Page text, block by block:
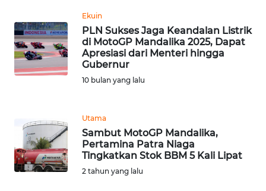
Ekuin
PLN Sukses Jaga Keandalan Listrik
di MotoGP Mandalika 2025, Dapat
Apresiasi dari Menteri hingga
Gubernur
10 bulan yang lalu
Utama
Sambut MotoGP Mandalika,
Pertamina Patra Niaga
Tingkatkan Stok BBM 5 Kali Lipat
2 tahun yang lalu
PEDOMAN
MEDIA
SIBER
DISCLAIMER